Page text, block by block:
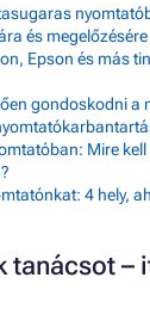
és megelőzésére
Epson és más
gondoskodni a
Mire
4 hely,
tanácsot –